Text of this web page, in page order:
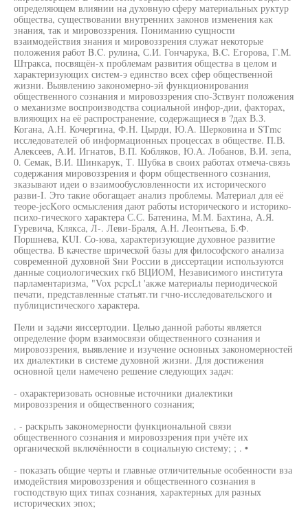
определяющем влиянии на духовную сферу материальных руктур
общества, существовании внутренних законов изменения как
знания, так и мировоззрения. Пониманию сущности
взаимодействия знания и мировоззрения служат некоторые
положения работ B.C. рулина, С.И. Гончарука, B.C. Егорова, Г.М.
Штракса, посвящён-х проблемам развития общества в целом и
характеризующих систем-э единство всех сфер общественной
жизни. Выявлению закономерно-эй функционирования
общественного сознания и мировоззрения спо-Зствунт положения
о механизме воспроизводства социальной инфор-дии, факторах,
влияющих на её распространение, содержащиеся в ?дах В.З.
Когана, А.Н. Кочергина, Ф.Н. Цырди, Ю.А. Шерковина и STmc
исследователей об информационных процессах в обществе. П.В.
Алексеев, А.И. Игнатов, В.П. Кобляков, Ю.А. Лобанов, В.И. зепа,
0. Семак, В.И. Шинкарук, Т. Шубка в своих работах отмеча-связь
содержания мировоззрения и форм общественного сознания,
зказывают идеи о взаимообусловленности их исторического
разви-I. Это такие обогащает анализ проблемы. Материал для её
теоре-jecKoro осмысления дают работы исторического и историко-
психо-гического характера С.С. Батенина, М.М. Бахтина, А.Я.
Гуревича, Клякса, Л-. Леви-Браля, А.Н. Леонтьева, Б.Ф.
Поршнева, KUI. Со-юва, характеризующие духовное развитие
общества. В качестве шрической базы для философского анализа
современной духовной $ни России в диссертации используются
данные социологических гкб ВЦИОМ, Независимого института
парламентаризма, "Vox pcpcLt 'акже материалы периодической
печати, представленные статьят.ти гчно-исследовательского и
публицистического характера.
Пели и задачи яиссертодии. Целью данной работы является
определение форм взаимосвязи общественного сознания и
мировоззрения, выявление и изучение основных закономерностей
их диалектики в системе духовной жизни. Для достижения
основной цели намечено решение следующих задач:
- охарактеризовать основные источники диалектики
мировоззрения и общественного сознания;
. - раскрыть закономерности функциональной связи
общественного сознания и мировоззрения при учёте их
органической включённости в социальную систему; ; . •
- показать общие черты и главные отличительные особенности вза
имодействия мировоззрения и общественного сознания в
господствую щих типах сознания, характерных для разных
исторических эпох;